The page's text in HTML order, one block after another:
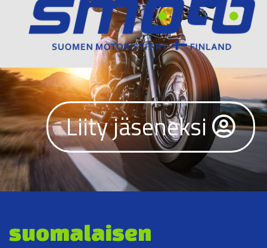
Liity jäseneksi
suomalaisen